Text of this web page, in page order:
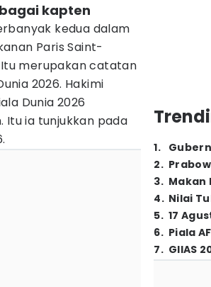
kapten
kedua dalam
Paris Saint-
merupakan catatan
2026. Hakimi
Dunia 2026
Itu ia tunjukkan pada
1.
2.
3. Makan
4. Nilai
5. 17
6. Piala
7. GIIAS